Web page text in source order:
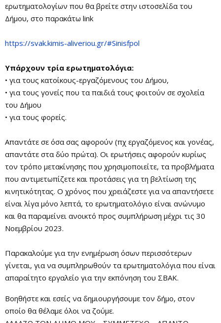
ερωτηματολογίων που θα βρείτε στην ιστοσελίδα του
Δήμου, στο παρακάτω link
https://svak.kimis-aliveriou.gr/#Sinisfpol
Υπάρχουν τρία ερωτηματολόγια:
• για τους κατοίκους-εργαζόμενους του Δήμου,
• για τους γονείς που τα παιδιά τους φοιτούν σε σχολεία
του Δήμου
• για τους φορείς.
Απαντάτε σε όσα σας αφορούν (πχ εργαζόμενος και γονέας,
απαντάτε στα δύο πρώτα). Οι ερωτήσεις αφορούν κυρίως
τον τρόπο μετακίνησης που χρησιμοποιείτε, τα προβλήματα
που αντιμετωπίζετε και προτάσεις για τη βελτίωση της
κινητικότητας. Ο χρόνος που χρειάζεστε για να απαντήσετε
είναι λίγα μόνο λεπτά, το ερωτηματολόγιο είναι ανώνυμο
και θα παραμείνει ανοικτό προς συμπλήρωση μέχρι τις 30
Νοεμβρίου 2023.
Παρακαλούμε για την ενημέρωση όσων περισσότερων
γίνεται, για να συμπληρωθούν τα ερωτηματολόγια που είναι
απαραίτητο εργαλείο για την εκπόνηση του ΣΒΑΚ.
Βοηθήστε και εσείς να δημιουργήσουμε τον δήμο, στον
οποίο θα θέλαμε όλοι να ζούμε.